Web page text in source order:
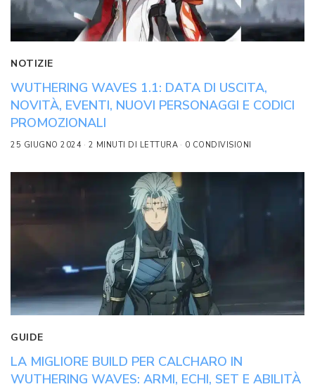
NOTIZIE
WUTHERING WAVES 1.1: DATA DI USCITA,
NOVITÀ, EVENTI, NUOVI PERSONAGGI E CODICI
PROMOZIONALI
25 GIUGNO 2024 2 MINUTI DI LETTURA 0 CONDIVISIONI
GUIDE
LA MIGLIORE BUILD PER CALCHARO IN
WUTHERING WAVES: ARMI, ECHI, SET E ABILITÀ